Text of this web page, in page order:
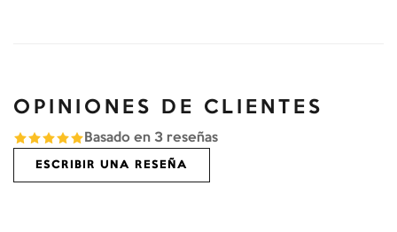
OPINIONES DE CLIENTES
Basado en 3 reseñas
ESCRIBIR UNA RESEÑA